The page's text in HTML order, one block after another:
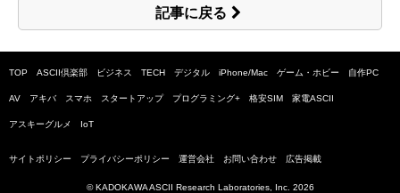
記事に戻る
TOP ASCII倶楽部 ビジネス TECH デジタル iPhone/Mac ゲーム・ホビー 自作PC
AV アキバ スマホ スタートアップ プログラミング+ 格安SIM 家電ASCII
アスキーグルメ IoT
サイトポリシー プライバシーポリシー 運営会社 お問い合わせ 広告掲載
© KADOKAWA ASCII Research Laboratories, Inc. 2026